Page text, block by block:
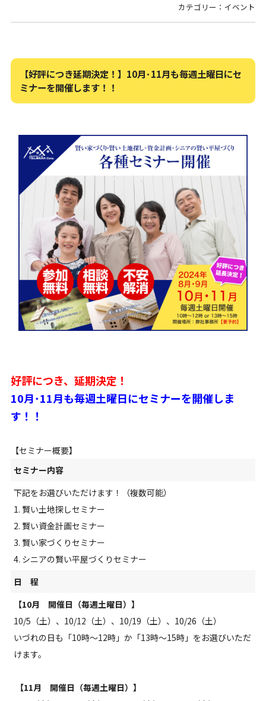
カテゴリー：イベント
【好評につき延期決定！】10月･11月も毎週土曜日にセ
ミナーを開催します！！
好評につき、延期決定！
10月･11月も毎週土曜日にセミナーを開催しま
す！！
【セミナー概要】
セミナー内容
下記をお選びいただけます！（複数可能）
1. 賢い土地探しセミナー
2. 賢い資金計画セミナー
3. 賢い家づくりセミナー
4. シニアの賢い平屋づくりセミナー
日 程
【10月 開催日（毎週土曜日）】
10/5（土）、10/12 （土） 、10/19 （土） 、10/26 （土）
いづれの日も「10時～12時」か「13時～15時」をお選びいただ
けます。
【11月 開催日（毎週土曜日）】